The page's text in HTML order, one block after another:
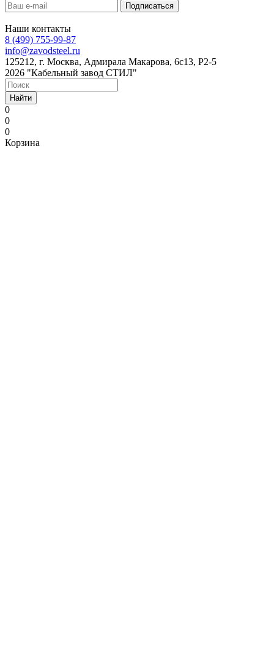
Наши контакты
8 (499) 755-99-87
info@zavodsteel.ru
125212, г. Москва, Адмирала Макарова, 6с13, Р2-5
2026 "Кабельный завод СТИЛ"
Найти
0
0
0
Корзина